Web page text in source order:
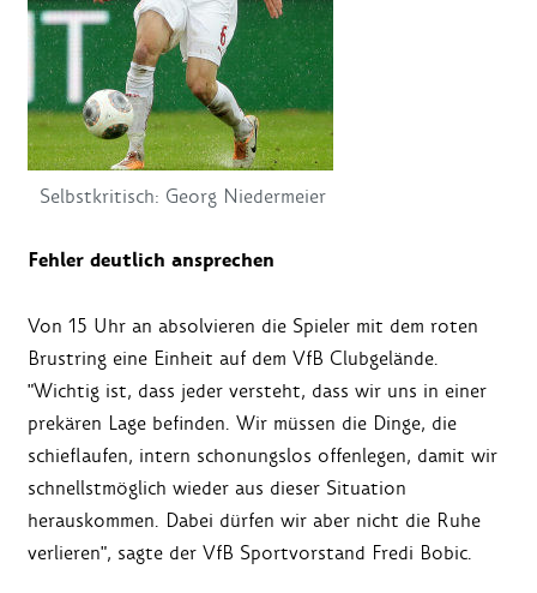
Selbstkritisch: Georg Niedermeier
Fehler deutlich ansprechen
Von 15 Uhr an absolvieren die Spieler mit dem roten
Brustring eine Einheit auf dem VfB Clubgelände.
"Wichtig ist, dass jeder versteht, dass wir uns in einer
prekären Lage befinden. Wir müssen die Dinge, die
schieflaufen, intern schonungslos offenlegen, damit wir
schnellstmöglich wieder aus dieser Situation
herauskommen. Dabei dürfen wir aber nicht die Ruhe
verlieren", sagte der VfB Sportvorstand Fredi Bobic.